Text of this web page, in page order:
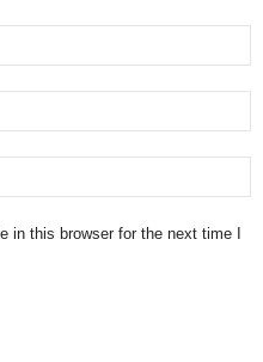
in this browser for the next time I